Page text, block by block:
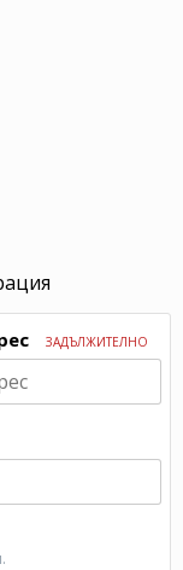
ЗАДЪЛЖИТЕЛНО